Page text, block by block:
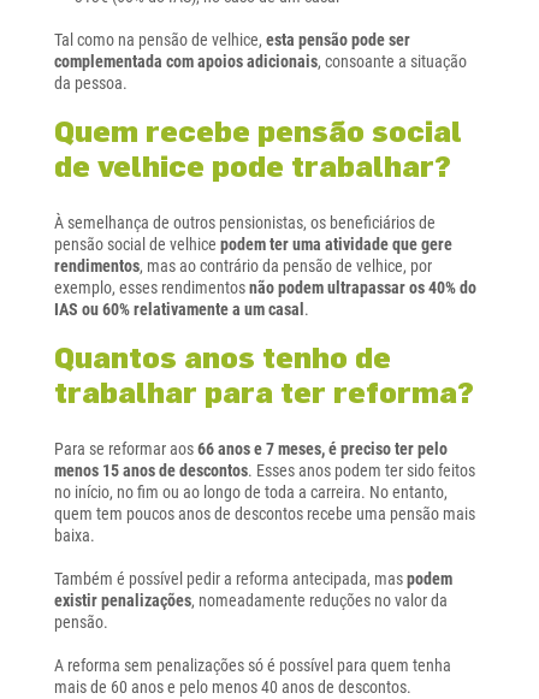
Tal como na pensão de velhice, esta pensão pode ser
complementada com apoios adicionais, consoante a situação
da pessoa.
Quem recebe pensão social
de velhice pode trabalhar?
À semelhança de outros pensionistas, os beneficiários de
pensão social de velhice podem ter uma atividade que gere
rendimentos, mas ao contrário da pensão de velhice, por
exemplo, esses rendimentosnão podem ultrapassar os 40% do
IAS ou 60% relativamente a um casal .
Quantos anos tenho de
trabalhar para ter reforma?
Para se reformar aos66 anos e 7 meses, é preciso ter pelo
menos 15 anos de descontos. Esses anos podem ter sido feitos
no início, no fim ou ao longo de toda a carreira. No entanto,
quem tem poucos anos de descontos recebe uma pensão mais
baixa.
Também é possível pedir a reforma antecipada, maspodem
existir penalizações, nomeadamente reduções no valor da
pensão.
A reforma sem penalizações só é possível para quem tenha
mais de 60 anos e pelo menos 40 anos de descontos.